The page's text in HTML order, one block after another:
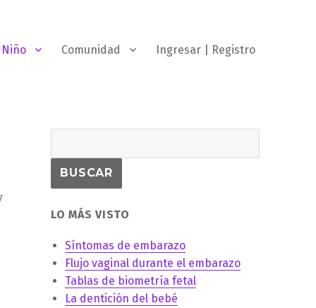
Niño Comunidad Ingresar | Registro
LO MÁS VISTO
Síntomas de embarazo
Flujo vaginal durante el embarazo
Tablas de biometría fetal
La dentición del bebé